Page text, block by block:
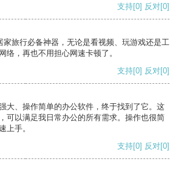
支持[0] 反对[0]
家旅行必备神器，无论是看视频、玩游戏还是工
络，再也不用担心网速卡顿了。
支持[0] 反对[0]
大、操作简单的办公软件，终于找到了它。这
可以满足我日常办公的所有需求。操作也很简
上手。
支持[0] 反对[0]